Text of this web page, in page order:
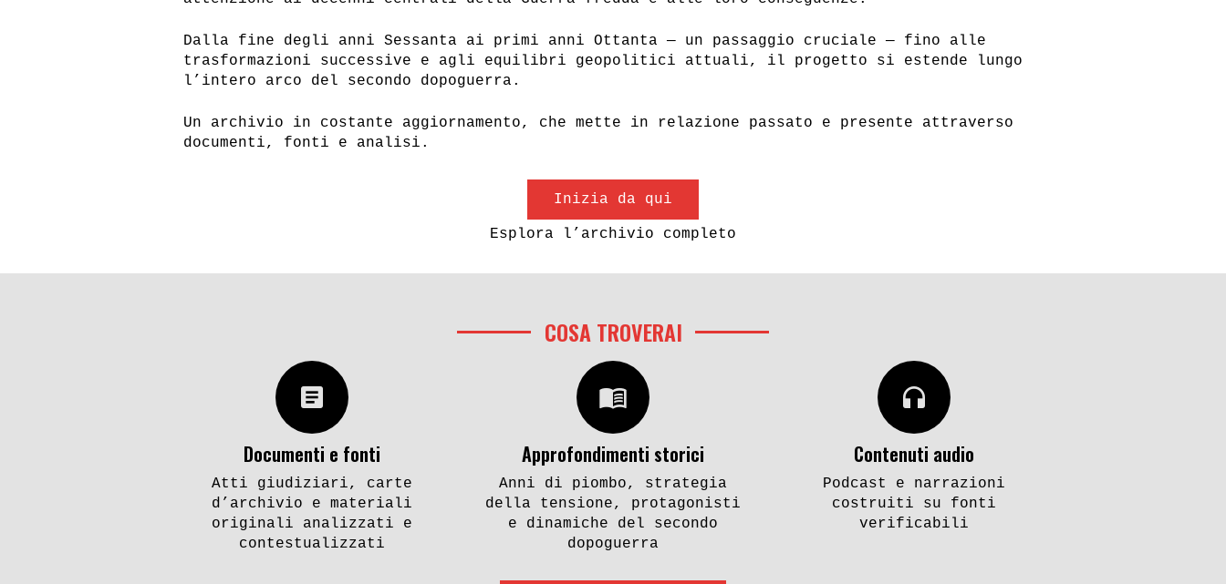
Dalla fine degli anni Sessanta ai primi anni Ottanta — un passaggio cruciale — fino alle
trasformazioni successive e agli equilibri geopolitici attuali, il progetto si estende lungo
l’intero arco del secondo dopoguerra.
Un archivio in costante aggiornamento, che mette in relazione passato e presente attraverso
documenti, fonti e analisi.
Inizia da qui
Esplora l’archivio completo
COSA TROVERAI
article
Documenti e fonti
Atti giudiziari, carte
d’archivio e materiali
originali analizzati e
contestualizzati
menu_book
Approfondimenti storici
Anni di piombo, strategia
della tensione, protagonisti
e dinamiche del secondo
dopoguerra
headphones
Contenuti audio
Podcast e narrazioni
costruiti su fonti
verificabili